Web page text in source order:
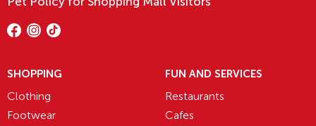
SHOPPING
Clothing
Footwear
FUN AND SERVICES
Restaurants
Cafes